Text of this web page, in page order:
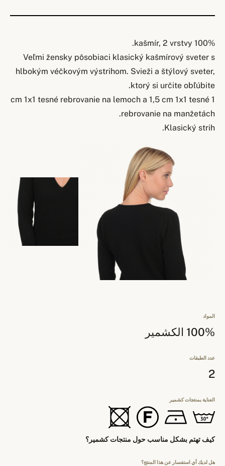
100% kašmír, 2 vrstvy.
Veľmi žensky pôsobiaci klasický kašmírový sveter s
hlbokým véčkovým výstrihom. Svieži a štýlový sveter,
ktorý si určite obľúbite.
1 cm 1x1 tesné rebrovanie na lemoch a 1,5 cm 1x1 tesné
rebrovanie na manžetách.
Klasický strih.
المواد
100% الكشمير
عدد الطبقات
2
العناية بمنتجات كشمير
كيف تهتم بشكل مناسب حول منتجات كشمير؟
هل لديك أي استفسار عن هذا المنتج؟